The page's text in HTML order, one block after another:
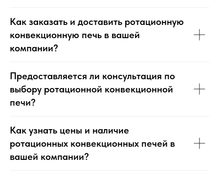
Как заказать и доставить ротационную
конвекционную печь в вашей
компании?
Предоставляется ли консультация по
выбору ротационной конвекционной
печи?
Как узнать цены и наличие
ротационных конвекционных печей в
вашей компании?